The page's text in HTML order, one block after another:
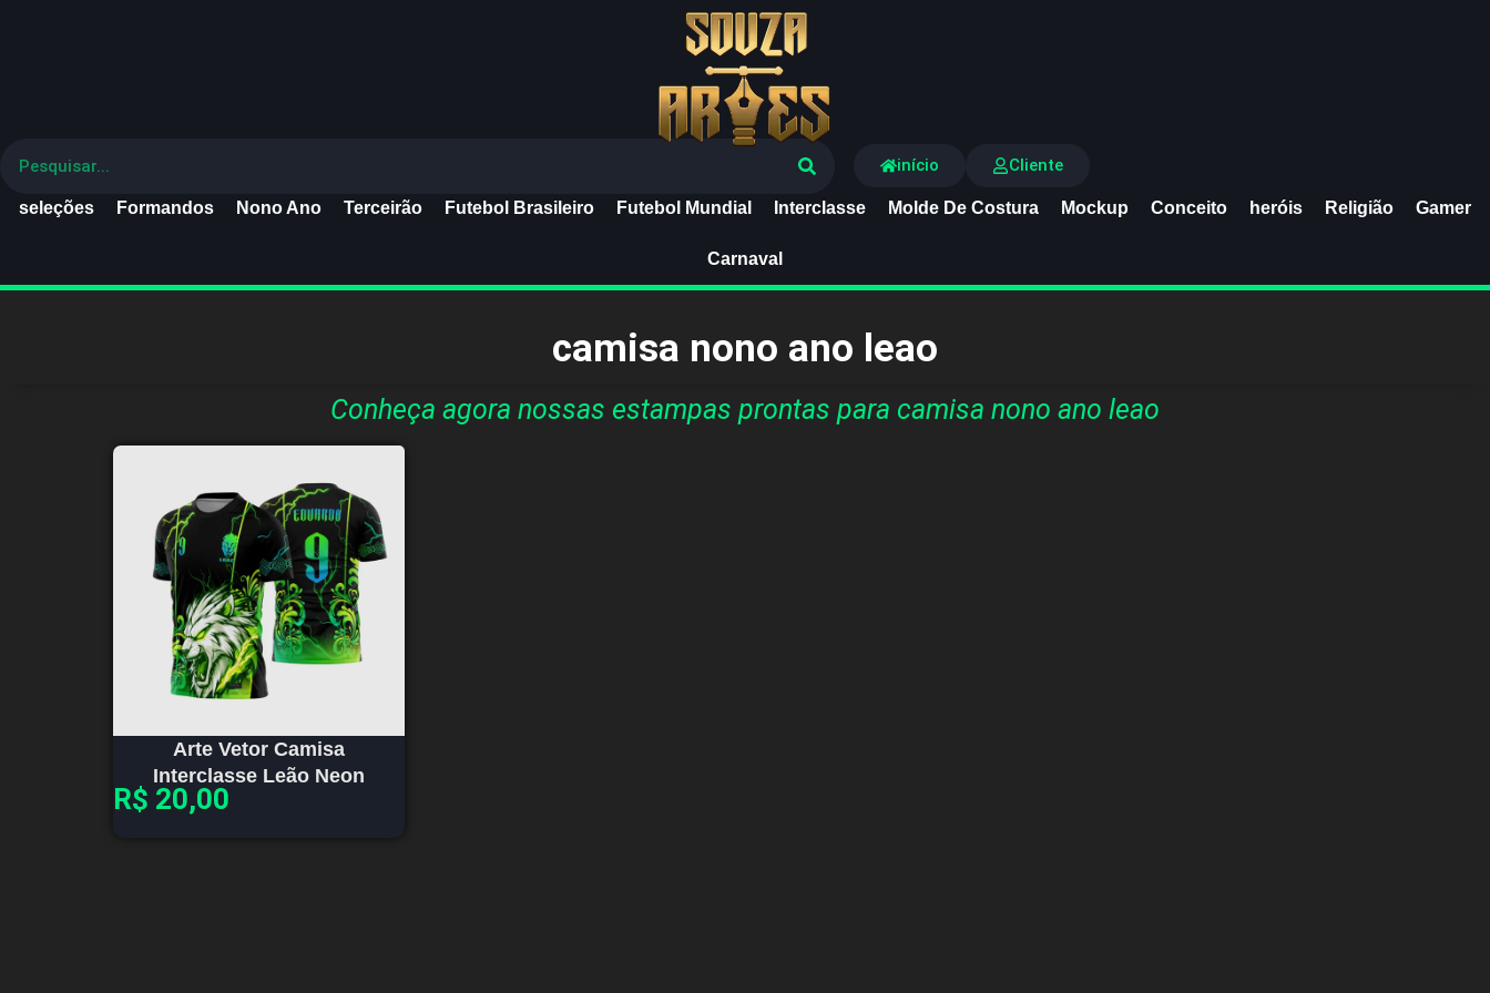
seleções Formandos Nono Ano Terceirão Futebol Brasileiro Futebol Mundial Interclasse Molde De Costura Mockup Conceito heróis Religião Gamer
Carnaval
início Cliente
camisa nono ano leao
Conheça agora nossas estampas prontas para camisa nono ano leao
Arte Vetor Camisa
Interclasse Leão Neon
R$ 20,00